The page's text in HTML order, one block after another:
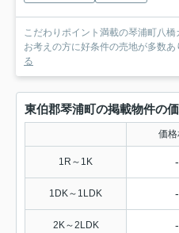
こだわりポイント満載の琴浦町八
お考えの方に好条件の売地が多数
る
東伯郡琴浦町の掲載物件の
価
1R～1K -
1DK～1LDK -
2K～2LDK -